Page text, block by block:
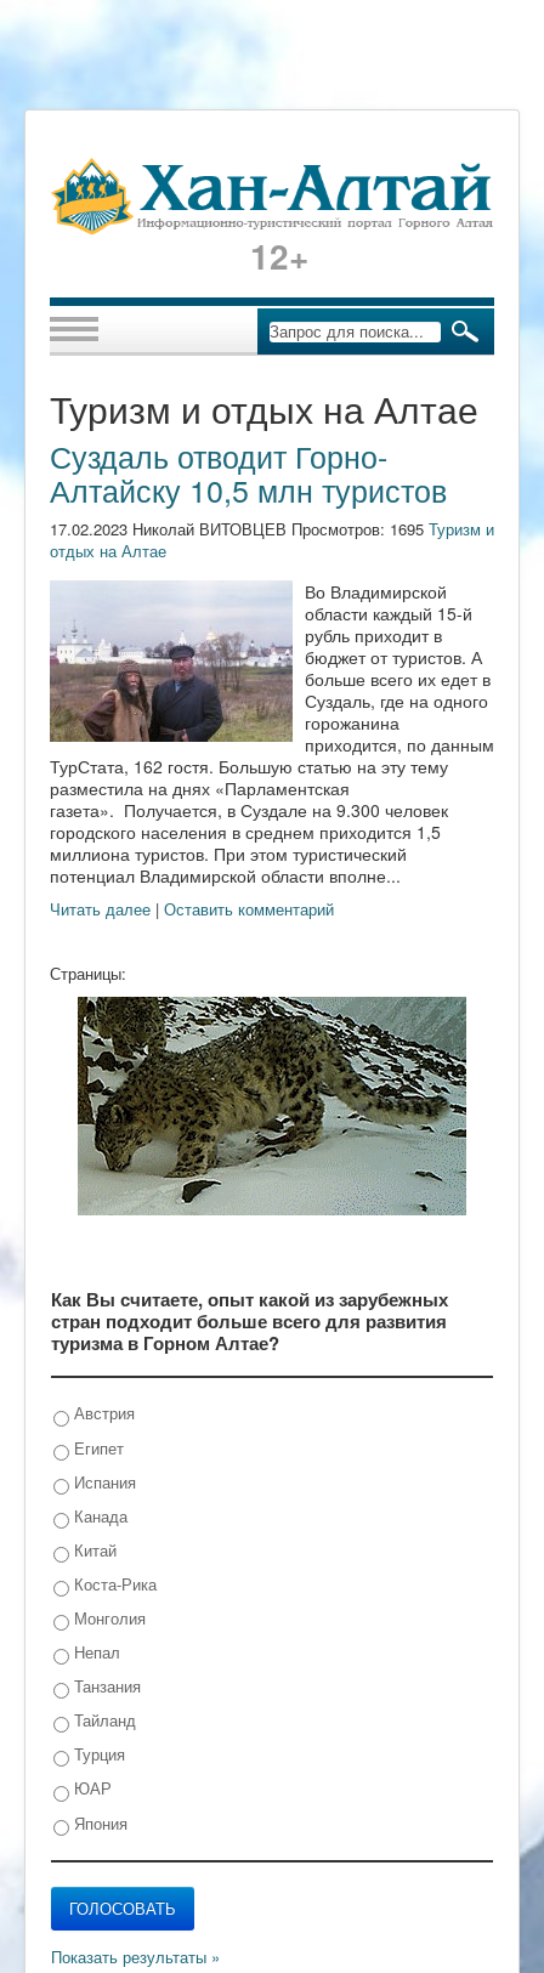
12+
Туризм и отдых на Алтае
Суздаль отводит Горно-
Алтайску 10,5 млн туристов
17.02.2023 Николай ВИТОВЦЕВ Просмотров: 1695 Туризм и
отдых на Алтае
Во Владимирской
области каждый 15-й
рубль приходит в
бюджет от туристов. А
больше всего их едет в
Суздаль, где на одного
горожанина
приходится, по данным
ТурСтата, 162 гостя. Большую статью на эту тему
разместила на днях «Парламентская
газета». Получается, в Суздале на 9.300 человек
городского населения в среднем приходится 1,5
миллиона туристов. При этом туристический
потенциал Владимирской области вполне...
Читать далее | Оставить комментарий
Страницы:
Как Вы считаете, опыт какой из зарубежных
стран подходит больше всего для развития
туризма в Горном Алтае?
Австрия
Египет
Испания
Канада
Китай
Коста-Рика
Монголия
Непал
Танзания
Тайланд
Турция
ЮАР
Япония